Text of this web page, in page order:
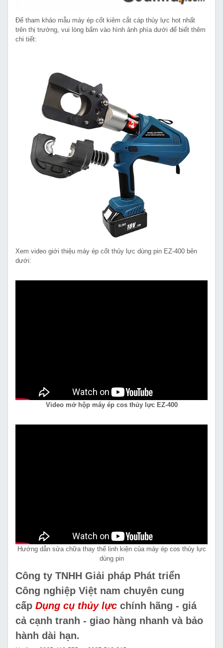
Để tham khảo mẫu máy ép cốt kiêm cắt cáp thủy lực hot nhất
trên thị trường, vui lòng bấm vào hình ảnh phía dưới để biết thêm
chi tiết:
Xem video giới thiệu máy ép cốt thủy lực dùng pin EZ-400 bên
dưới:
Video mở hộp máy ép cos thủy lực EZ-400
Hướng dẫn sửa chữa thay thế linh kiện của máy ép cos thủy lực
dùng pin
Công ty TNHH Giải pháp Phát triển
Công nghiệp Việt nam chuyên cung
cấp Dụng cụ thủy lực chính hãng - giá
cả cạnh tranh - giao hàng nhanh và bảo
hành dài hạn.